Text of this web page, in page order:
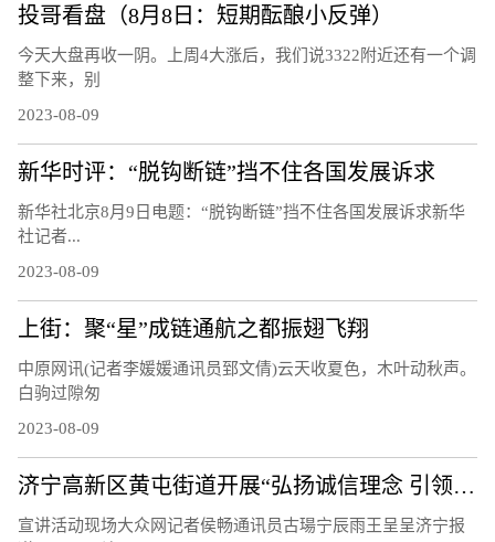
投哥看盘（8月8日：短期酝酿小反弹）
今天大盘再收一阴。上周4大涨后，我们说3322附近还有一个调
整下来，别
2023-08-09
新华时评：“脱钩断链”挡不住各国发展诉求
新华社北京8月9日电题：“脱钩断链”挡不住各国发展诉求新华
社记者...
2023-08-09
上街：聚“星”成链通航之都振翅飞翔
中原网讯(记者李媛媛通讯员郅文倩)云天收夏色，木叶动秋声。
白驹过隙匆
2023-08-09
济宁高新区黄屯街道开展“弘扬诚信理念 引领文明风尚”主题宣讲活动
宣讲活动现场大众网记者侯畅通讯员古瑒宁辰雨王呈呈济宁报